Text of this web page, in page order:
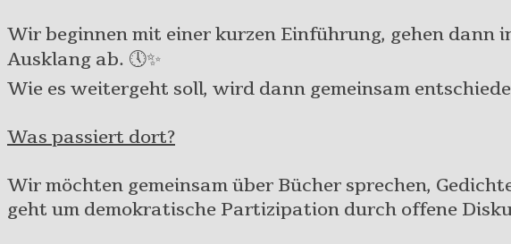
Wir beginnen mit einer kurzen Einführung, gehen dann
Ausklang ab. 🕔✨
Wie es weitergeht soll, wird dann gemeinsam
Was passiert dort?
Wir möchten gemeinsam über Bücher sprechen,
geht um demokratische Partizipation durch offene